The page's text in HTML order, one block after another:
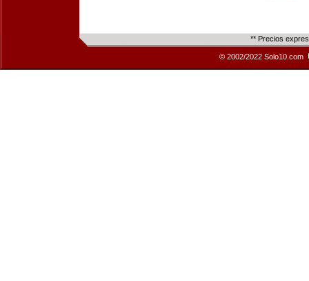
** Precios
© 2002/2022 Solo10.com